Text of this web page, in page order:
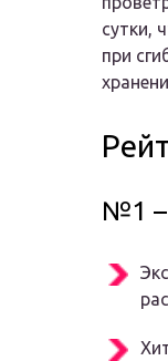
сутки,
при
№1 –